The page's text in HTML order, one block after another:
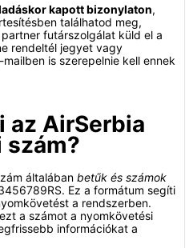
kapott bizonylaton,
találhatod meg,
futárszolgálat küld el a
rendeltél jegyet vagy
is szerepelnie kell ennek
az AirSerbia
szám?
általában betűk és számok
Ez a formátum segíti
a rendszerben.
a számot a nyomkövetési
információkat a